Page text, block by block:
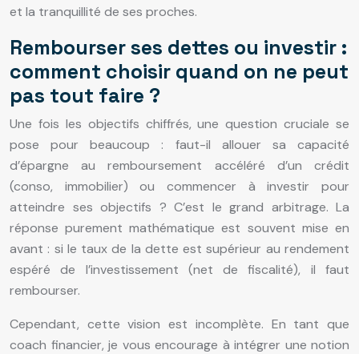
et la tranquillité de ses proches.
Rembourser ses dettes ou investir :
comment choisir quand on ne peut
pas tout faire ?
Une fois les objectifs chiffrés, une question cruciale se
pose pour beaucoup : faut-il allouer sa capacité
d’épargne au remboursement accéléré d’un crédit
(conso, immobilier) ou commencer à investir pour
atteindre ses objectifs ? C’est le grand arbitrage. La
réponse purement mathématique est souvent mise en
avant : si le taux de la dette est supérieur au rendement
espéré de l’investissement (net de fiscalité), il faut
rembourser.
Cependant, cette vision est incomplète. En tant que
coach financier, je vous encourage à intégrer une notion